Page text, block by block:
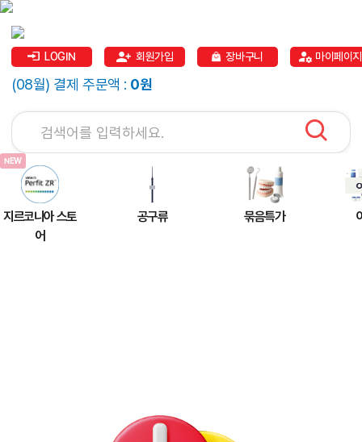
LOGIN 회원가입 장바구니 마이페이지
(08월) 결제 주문액 : 0원
지르코니아 스토
어
공구류 묶음특가